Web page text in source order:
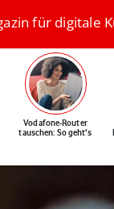
für digitale
Vodafone-Router
tauschen: So geht's